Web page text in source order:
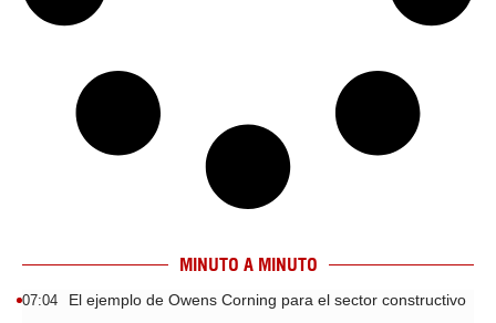
MINUTO A MINUTO
07:04 El ejemplo de Owens Corning para el sector constructivo